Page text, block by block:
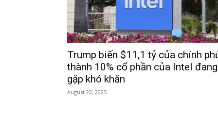
Trump biến $11,1 tỷ của chính
thành 10% cổ phần của Intel đang
gặp khó khăn
August 22, 2025